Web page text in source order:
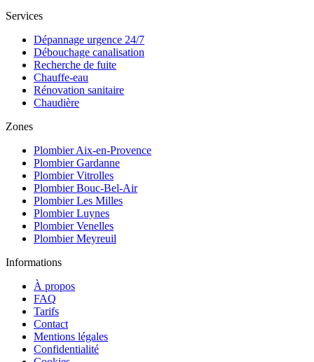
Services
Dépannage urgence 24/7
Débouchage canalisation
Recherche de fuite
Chauffe-eau
Rénovation sanitaire
Chaudière
Zones
PlombierAix-en-Provence
PlombierGardanne
PlombierVitrolles
PlombierBouc-Bel-Air
PlombierLes Milles
PlombierLuynes
PlombierVenelles
PlombierMeyreuil
Informations
À propos
FAQ
Tarifs
Contact
Mentions légales
Confidentialité